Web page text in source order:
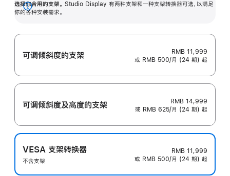
选择你合用的支架。 Studio Display 有两种支架和一种支架转换器可选，以满足
你的各种安装需求。
展
可调倾斜度的支架
RMB 11,999
或 RMB 500/月 (24 期) 起
可调倾斜度及高‍度的支‍架
RMB 14,999
或 RMB 625/月 (24 期) 起
VESA 支架转换器
不含支架
RMB 11,999
或 RMB 500/月 (24 期) 起